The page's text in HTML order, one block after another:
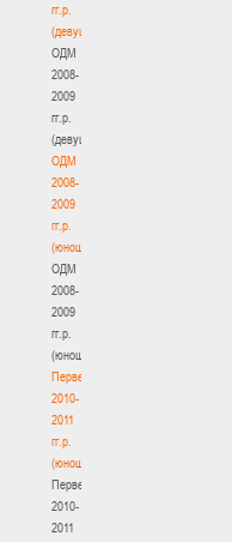
гг.р.
(девушки)
ОДМ
2008-
2009
гг.р.
(девушки)
ОДМ
2008-
2009
гг.р.
(юноши)
ОДМ
2008-
2009
гг.р.
(юноши)
Первенство
2010-
2011
гг.р.
(юноши)
Первенство
2010-
2011